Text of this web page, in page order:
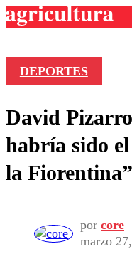
Deportes
Colo Colo
Opinión
DEPORTES
David
habría sido
la Fiorentina”
por core
marzo